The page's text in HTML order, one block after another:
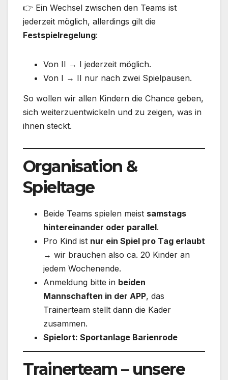
👉 Ein Wechsel zwischen den Teams ist
jederzeit möglich, allerdings gilt die
Festspielregelung:
Von II → I jederzeit möglich.
Von I → II nur nach zwei Spielpausen.
So wollen wir allen Kindern die Chance geben,
sich weiterzuentwickeln und zu zeigen, was in
ihnen steckt.
Organisation &
Spieltage
Beide Teams spielen meist samstags
hintereinander oder parallel.
Pro Kind ist nur ein Spiel pro Tag erlaubt
→ wir brauchen also ca. 20 Kinder an
jedem Wochenende.
Anmeldung bitte in beiden
Mannschaften in der APP, das
Trainerteam stellt dann die Kader
zusammen.
Spielort: Sportanlage Barienrode
Trainerteam – unsere